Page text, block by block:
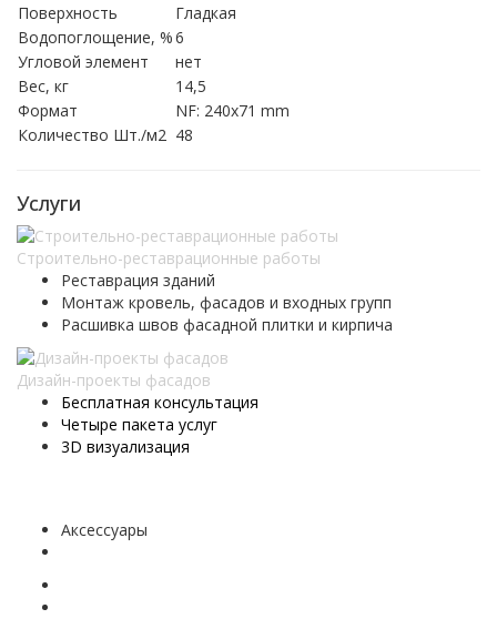
Поверхность
Гладкая
Водопоглощение, %6
Угловой элемент
нет
Вес, кг
14,5
Формат
NF: 240x71 mm
Количество Шт./м2 48
Услуги
Строительно-реставрационные работы
Реставрация зданий
Монтаж кровель, фасадов и входных групп
Расшивка швов фасадной плитки и кирпича
Дизайн-проекты фасадов
Бесплатная консультация
Четыре пакета услуг
3D визуализация
Аксессуары